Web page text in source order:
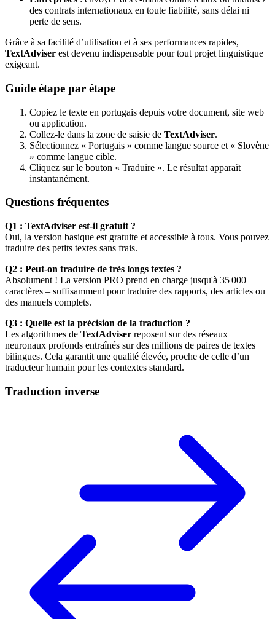
des contrats internationaux en toute fiabilité, sans délai ni
perte de sens.
Grâce à sa facilité d’utilisation et à ses performances rapides,
TextAdviser est devenu indispensable pour tout projet linguistique
exigeant.
Guide étape par étape
Copiez le texte en portugais depuis votre document, site web
ou application.
Collez-le dans la zone de saisie de TextAdviser.
Sélectionnez « Portugais » comme langue source et « Slovène
» comme langue cible.
Cliquez sur le bouton « Traduire ». Le résultat apparaît
instantanément.
Questions fréquentes
Q1 : TextAdviser est-il gratuit ?
Oui, la version basique est gratuite et accessible à tous. Vous pouvez
traduire des petits textes sans frais.
Q2 : Peut-on traduire de très longs textes ?
Absolument ! La version PRO prend en charge jusqu'à 35 000
caractères – suffisamment pour traduire des rapports, des articles ou
des manuels complets.
Q3 : Quelle est la précision de la traduction ?
Les algorithmes de TextAdviser reposent sur des réseaux
neuronaux profonds entraînés sur des millions de paires de textes
bilingues. Cela garantit une qualité élevée, proche de celle d’un
traducteur humain pour les contextes standard.
Traduction inverse